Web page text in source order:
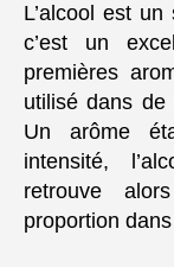
L’alcool est
c’est un
premières
utilisé dans de
Un arôme
intensité,
retrouve
proportion